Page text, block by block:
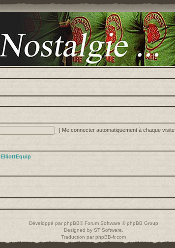
| Me connecter automatiquement à chaque visite
ElliottEquip
Développé par phpBB® Forum Software © phpBB Group
Designed by ST Software
Traduction par phpBB-fr.com